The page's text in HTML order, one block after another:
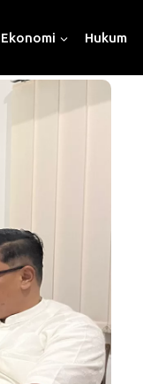
Ekonomi Hukum